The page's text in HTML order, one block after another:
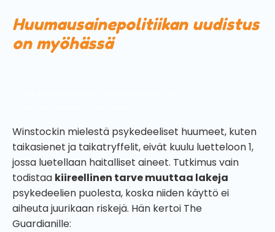
Huumausainepolitiikan uudistus
on myöhässä
Winstockin mielestä psykedeeliset huumeet, kuten
taikasienet ja taikatryffelit, eivät kuulu luetteloon 1,
jossa luetellaan haitalliset aineet. Tutkimus vain
todistaa kiireellinen tarve muuttaa lakeja
psykedeelien puolesta, koska niiden käyttö ei
aiheuta juurikaan riskejä. Hän kertoi The
Guardianille: